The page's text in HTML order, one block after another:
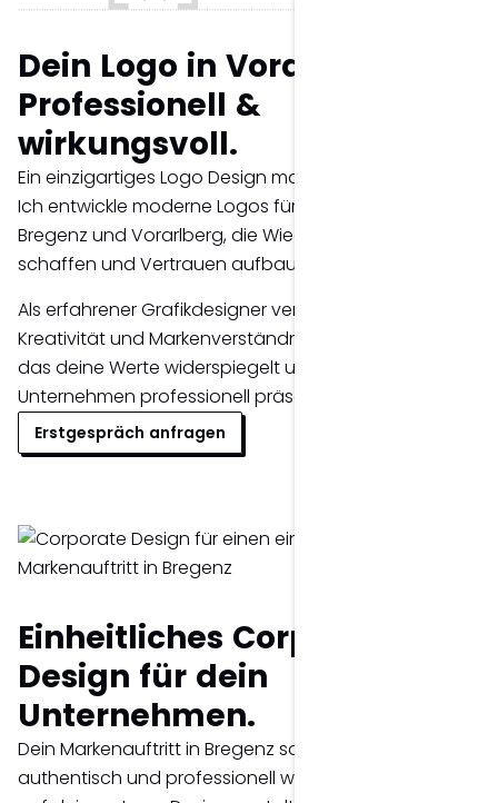
Dein Logo in Vorarlberg:
Professionell &
wirkungsvoll.
Ein einzigartiges Logo Design macht den Unterschied.
Ich entwickle moderne Logos für Unternehmen in
Bregenz und Vorarlberg, die Wiedererkennung
schaffen und Vertrauen aufbauen.
Als erfahrener Grafikdesigner verbinde ich Strategie,
Kreativität und Markenverständnis zu einem Logo,
das deine Werte widerspiegelt und dein
Unternehmen professionell präsentiert.
Erstgespräch anfragen
Einheitliches Corporate
Design für dein
Unternehmen.
Dein Markenauftritt in Bregenz soll modern,
authentisch und professionell wirken? Aufbauend